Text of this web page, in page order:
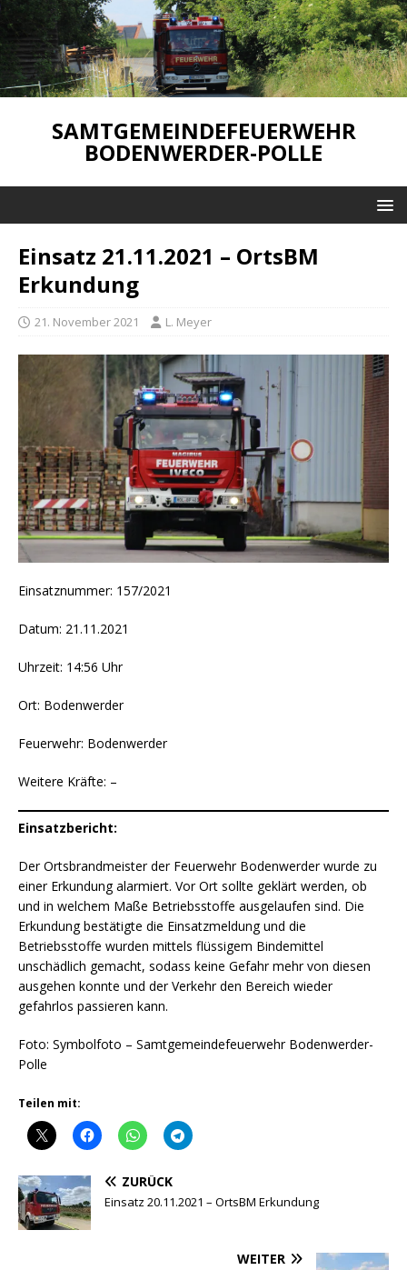
SAMTGEMEINDEFEUERWEHR
BODENWERDER-POLLE
Einsatz 21.11.2021 – OrtsBM
Erkundung
21. November 2021 L. Meyer
Einsatznummer: 157/2021
Datum: 21.11.2021
Uhrzeit: 14:56 Uhr
Ort: Bodenwerder
Feuerwehr: Bodenwerder
Weitere Kräfte: –
Einsatzbericht:
Der Ortsbrandmeister der Feuerwehr Bodenwerder wurde zu
einer Erkundung alarmiert. Vor Ort sollte geklärt werden, ob
und in welchem Maße Betriebsstoffe ausgelaufen sind. Die
Erkundung bestätigte die Einsatzmeldung und die
Betriebsstoffe wurden mittels flüssigem Bindemittel
unschädlich gemacht, sodass keine Gefahr mehr von diesen
ausgehen konnte und der Verkehr den Bereich wieder
gefahrlos passieren kann.
Foto: Symbolfoto – Samtgemeindefeuerwehr Bodenwerder-
Polle
Teilen mit:
ZURÜCK
Einsatz 20.11.2021 – OrtsBM Erkundung
WEITER